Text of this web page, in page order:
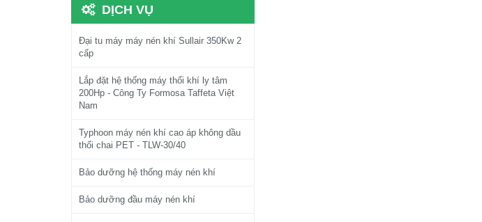
DỊCH VỤ
Đại tu máy máy nén khí Sullair 350Kw 2
cấp
Lắp đặt hệ thống máy thổi khí ly tâm
200Hp - Công Ty Formosa Taffeta Việt
Nam
Typhoon máy nén khí cao áp không dầu
thổi chai PET - TLW-30/40
Bảo dưỡng hệ thống máy nén khí
Bảo dưỡng đầu máy nén khí